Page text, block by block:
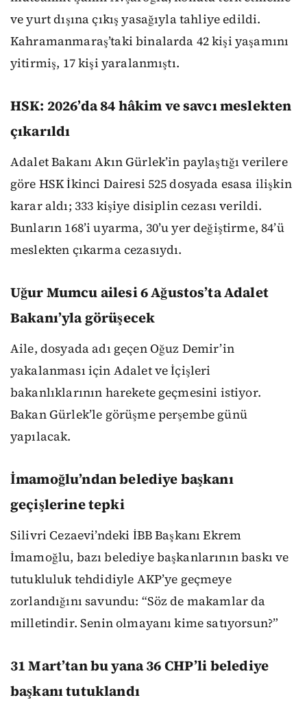
ve yurt dışına çıkış yasağıyla tahliye edildi.
Kahramanmaraş’taki binalarda 42 kişi yaşamını
yitirmiş, 17 kişi yaralanmıştı.
HSK: 2026’da 84 hâkim ve savcı meslekten
çıkarıldı
Adalet Bakanı Akın Gürlek’in paylaştığı verilere
göre HSK İkinci Dairesi 525 dosyada esasa ilişkin
karar aldı; 333 kişiye disiplin cezası verildi.
Bunların 168’i uyarma, 30’u yer değiştirme, 84’ü
meslekten çıkarma cezasıydı.
Uğur Mumcu ailesi 6 Ağustos’ta Adalet
Bakanı’yla görüşecek
Aile, dosyada adı geçen Oğuz Demir’in
yakalanması için Adalet ve İçişleri
bakanlıklarının harekete geçmesini istiyor.
Bakan Gürlek’le görüşme perşembe günü
yapılacak.
İmamoğlu’ndan belediye başkanı
geçişlerine tepki
Silivri Cezaevi’ndeki İBB Başkanı Ekrem
İmamoğlu, bazı belediye başkanlarının baskı ve
tutukluluk tehdidiyle AKP’ye geçmeye
zorlandığını savundu: “Söz de makamlar da
milletindir. Senin olmayanı kime satıyorsun?”
31 Mart’tan bu yana 36 CHP’li belediye
başkanı tutuklandı